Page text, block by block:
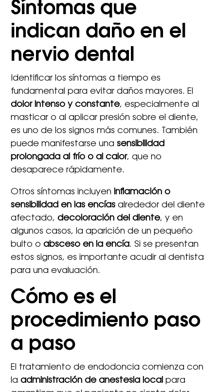
Síntomas que
indican daño en el
nervio dental
Identificar los síntomas a tiempo es
fundamental para evitar daños mayores. El
dolor intenso y constante, especialmente al
masticar o al aplicar presión sobre el diente,
es uno de los signos más comunes. También
puede manifestarse unasensibilidad
prolongada al frío o al calor, que no
desaparece rápidamente.
Otros síntomas incluyeninflamación o
sensibilidad en las encías alrededor del diente
afectado,decoloración del diente, y en
algunos casos, la aparición de un pequeño
bulto oabsceso en la encía. Si se presentan
estos signos, es importante acudir al dentista
para una evaluación.
Cómo es el
procedimiento paso
a paso
El tratamiento de endodoncia comienza con
laadministración de anestesia local para